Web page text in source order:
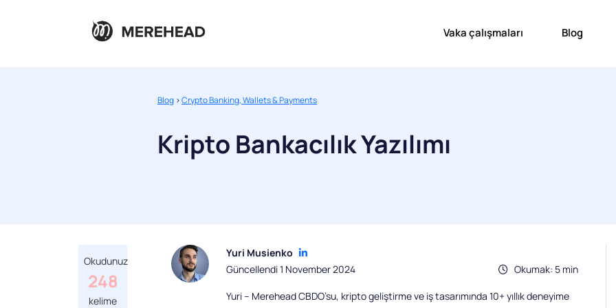
Vaka çalışmaları Blog
Blog >Crypto Banking, Wallets & Payments
Kripto Bankacılık Yazılımı
Okudunuz
248
kelime
Yuri Musienko
Okumak: 5 min
Güncellendi 1 November 2024
Yuri – Merehead CBDO’su, kripto geliştirme ve iş tasarımında 10+ yıllık deneyime